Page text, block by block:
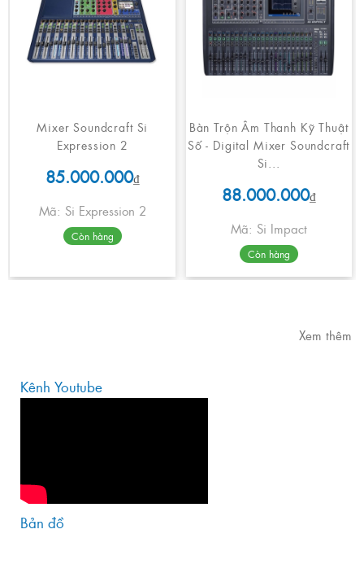
Mixer Soundcraft Si
Expression 2
85.000.000₫
Mã: Si Expression 2
Còn hàng
Bàn Trộn Âm Thanh Kỹ Thuật
Số - Digital Mixer Soundcraft
Si...
88.000.000₫
Mã: Si Impact
Còn hàng
Xem thêm
Kênh Youtube
Bản đồ